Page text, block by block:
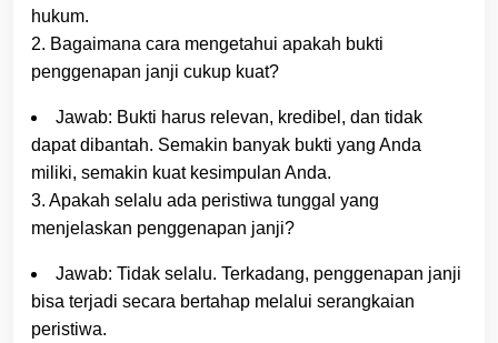
hukum.
2. Bagaimana cara mengetahui apakah bukti
penggenapan janji cukup kuat?
Jawab: Bukti harus relevan, kredibel, dan tidak
dapat dibantah. Semakin banyak bukti yang Anda
miliki, semakin kuat kesimpulan Anda.
3. Apakah selalu ada peristiwa tunggal yang
menjelaskan penggenapan janji?
Jawab: Tidak selalu. Terkadang, penggenapan janji
bisa terjadi secara bertahap melalui serangkaian
peristiwa.